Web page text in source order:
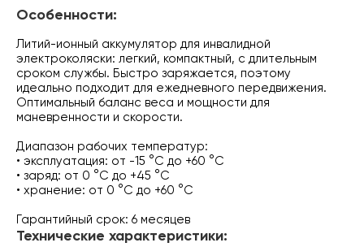
Особенности:
Литий-ионный аккумулятор для инвалидной
электроколяски: легкий, компактный, с длительным
сроком службы. Быстро заряжается, поэтому
идеально подходит для ежедневного передвижения.
Оптимальный баланс веса и мощности для
маневренности и скорости.
Диапазон рабочих температур:
• эксплуатация: от -15 °C до +60 °C
• заряд: от 0 °C до +45 °C
• хранение: от 0 °C до +60 °C
Гарантийный срок: 6 месяцев
Технические характеристики: